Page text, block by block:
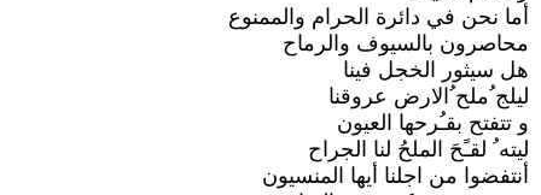
أما نحن في دائرة الحرام والممنوع
محاصرون بالسيوف والرماح
هل سيثور الخجل فينا
ليلج ُملح ُالارض عروقنا
و تتفتح بقـُرحها العيون
ليته ُ لقـًحَ الملحُ لنا الجراح
أنتفضوا من اجلنا أيها المنسيون